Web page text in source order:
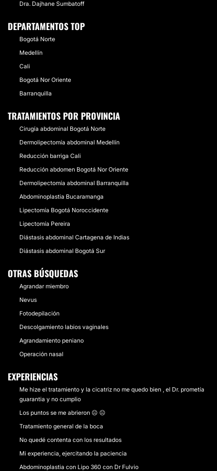
Dra. Dajhane Sumbatoff
DEPARTAMENTOS TOP
Bogotá Norte
Medellín
Cali
Bogotá Nor Oriente
Barranquilla
TRATAMIENTOS POR PROVINCIA
Cirugía abdominal Bogotá Norte
Dermolipectomía abdominal Medellín
Reducción barriga Cali
Reducción abdomen Bogotá Nor Oriente
Dermolipectomía abdominal Barranquilla
Abdominoplastia Bucaramanga
Lipectomía Bogotá Noroccidente
Lipectomía Pereira
Diástasis abdominal Cartagena de Indias
Diástasis abdominal Bogotá Sur
OTRAS BÚSQUEDAS
Agrandar miembro
Nevus
Fotodepilación
Descolgamiento labios vaginales
Agrandamiento peniano
Operación nasal
EXPERIENCIAS
Me hize el tratamiento y la cicatriz no me quedo bien , el Dr. prometía
guarantia y no cumplio
Los puntos se me abrieron ☹ ☹
Tratamiento general de la boca
No quedé contenta con los resultados
Mi experiencia, ejercitando la paciencia
Abdominoplastia con Lipo 360 con Dr Fulvio